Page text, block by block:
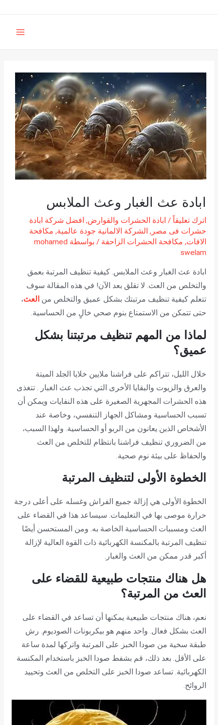
ابادة عث الغبار وعث الملابس
اترك تعليقاً / ابادة الحشرات والقوارض, افضل شركة ابادة
حشرات فى مصر , الشركة الالمانية جودة عالمية, مكافحة
الافات, مكافحة الحشرات الزاحفة / بواسطة mohamed
swelam
ابادة عث الغبار وعث الملابس. كيفية تنظيف المرتبة بعمق
والتخلص من العث. لا تقلق بعد الآن! في هذه المقالة سوف
تتعلم كيفية تنظيف مرتبتك بشكل عميق والتخلص من العث،
حتى تتمكن من الاستمتاع بنوم صحي خالٍ من الحساسية.
لماذا من المهم تنظيف مرتبتنا بشكل
عميق؟
خلال الليل، تتراكم على فراشنا ملايين خلايا الجلد الميتة
والعرق والزيوت والبقايا الأخرى التي تجذب عث الغبار . تتغذى
هذه الحشرات المجهرية الصغيرة على هذه النفايات ويمكن أن
تسبب الحساسية ومشاكل الجهاز التنفسي، وخاصة عند
الأشخاص الذين يعانون من الربو أو الحساسية. ولهذا السبب،
من الضروري تنظيف فراشنا بانتظام للتخلص من العث
والحفاظ على بيئة نوم صحية.
الخطوة الأولى لتنظيف المرتبة
الخطوة الأولى هي إزالة جميع الفراش وغسله على أعلى درجة
حرارة موصى بها في التعليمات. سيساعد هذا في القضاء على
العث ومسببات الحساسية الخاصة به. ومن المستحسن أيضًا
تنظيف المرتبة بالمكنسة الكهربائية ذات القوة العالية لإزالة
أكبر قدر ممكن من العث والغبار.
هل هناك منتجات طبيعية للقضاء على
العث من المرتبة؟
نعم، هناك منتجات طبيعية يمكنها أن تساعد في القضاء على
العث بشكل فعال. واحد منهم هو بيكربونات الصوديوم. رش
طبقة سخية من صودا الخبز على المرتبة واتركها لمدة ساعة
على الأقل. بعد ذلك، قم بشفط صودا الخبز باستخدام المكنسة
الكهربائية. تساعد صودا الخبز على التخلص من العث وتحييد
الروائح.